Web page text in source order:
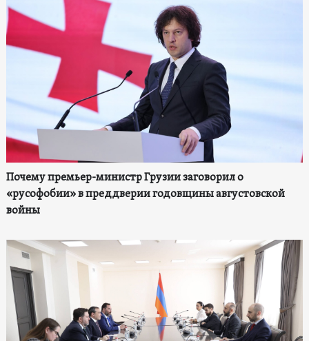
Почему премьер-министр Грузии заговорил о
«русофобии» в преддверии годовщины августовской
войны